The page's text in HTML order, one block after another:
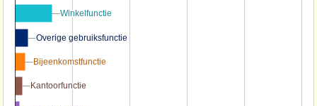
Winkelfunctie
Winkelfunctie
Overige gebruiksfunctie
Overige gebruiksfunctie
Bijeenkomstfunctie
Bijeenkomstfunctie
Kantoorfunctie
Kantoorfunctie